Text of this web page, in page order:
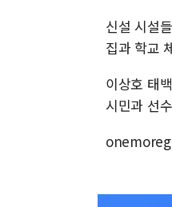
신설 시설
집과 학교
이상호 태
시민과 선